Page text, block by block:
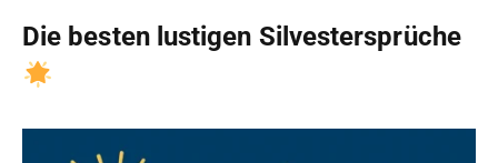
Die besten lustigen Silvestersprüche